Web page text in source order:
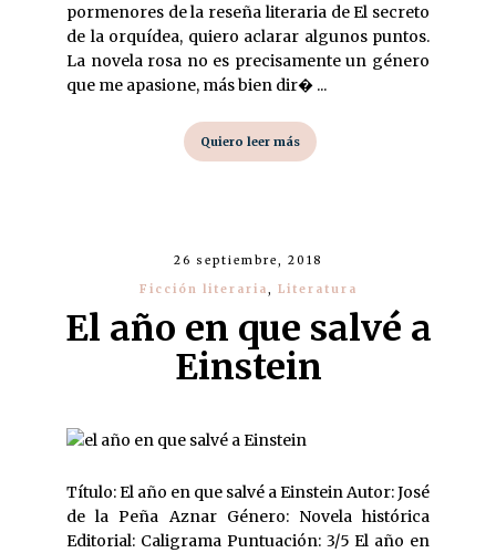
pormenores de la reseña literaria de El secreto
de la orquídea, quiero aclarar algunos puntos.
La novela rosa no es precisamente un género
que me apasione, más bien dir� ...
Quiero leer más
26 septiembre, 2018
Ficción literaria, Literatura
El año en que salvé a
Einstein
Título: El año en que salvé a Einstein Autor: José
de la Peña Aznar Género: Novela histórica
Editorial: Caligrama Puntuación: 3/5 El año en